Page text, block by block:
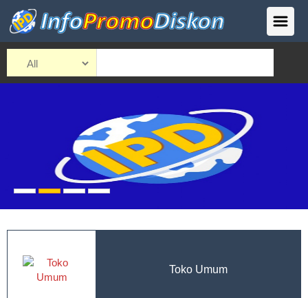
Toko Umum